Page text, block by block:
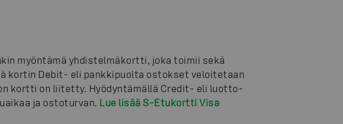
myöntämä yhdistelmäkortti, joka toimii sekä
kortin Debit- eli pankkipuolta ostokset veloitetaan
kortti on liitetty. Hyödyntämällä Credit- eli luotto-
ja ostoturvan. Lue lisää S-Etukortti Visa